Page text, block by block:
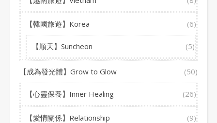
【韓國旅遊】Korea (6)
【順天】Suncheon (5)
【成為發光體】Grow to Glow (50)
【心靈保養】Inner Healing (26)
【愛情關係】Relationship (9)